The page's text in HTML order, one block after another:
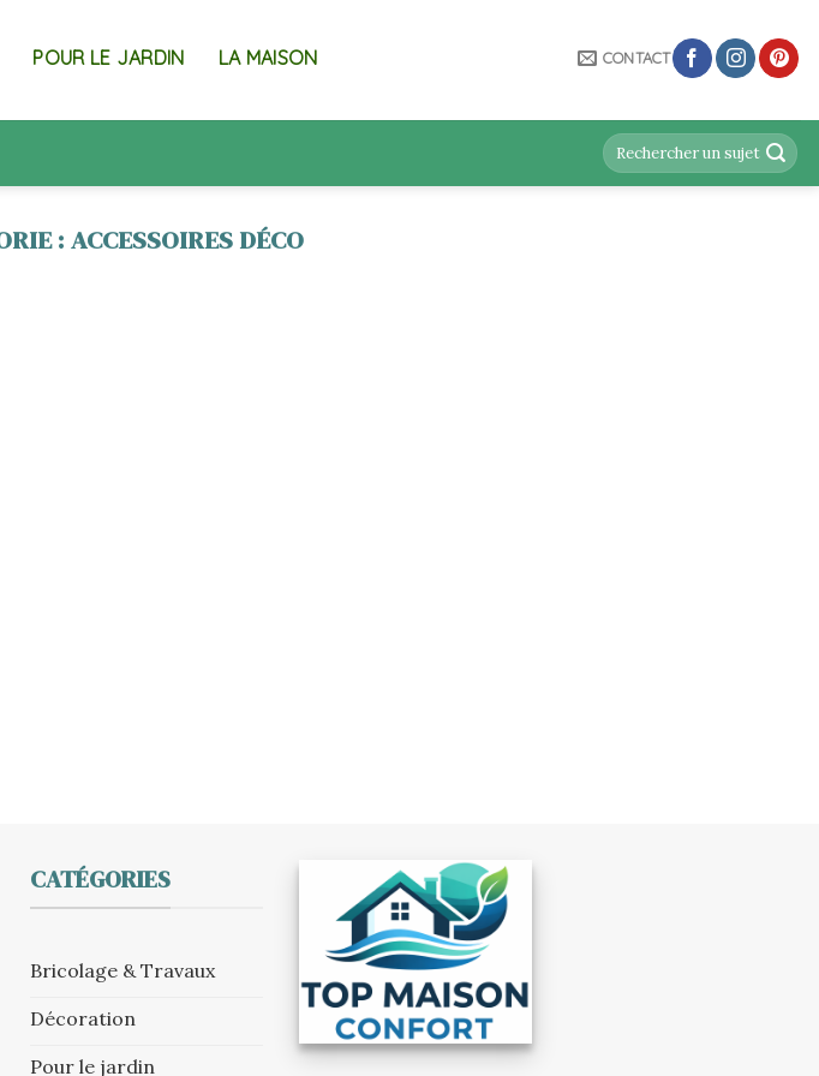
POUR LE JARDIN LA MAISON CONTACT
ACCESSOIRES DÉCO
CATÉGORIES
Bricolage & Travaux
Décoration
Pour le jardin